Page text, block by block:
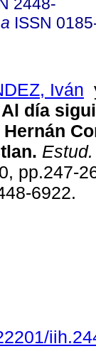
ISSN
Iván
Al día
pp.247-
6922.